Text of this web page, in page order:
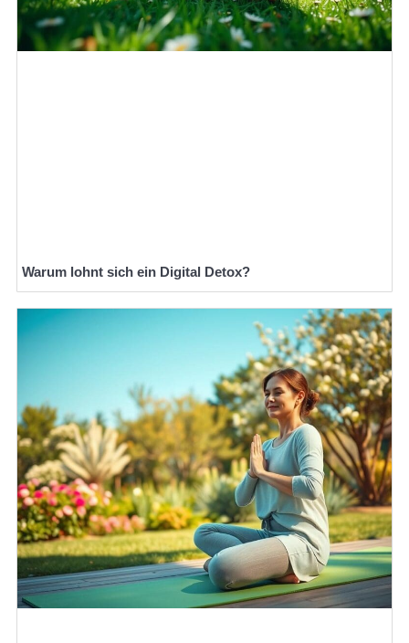
Warum lohnt sich ein Digital Detox?